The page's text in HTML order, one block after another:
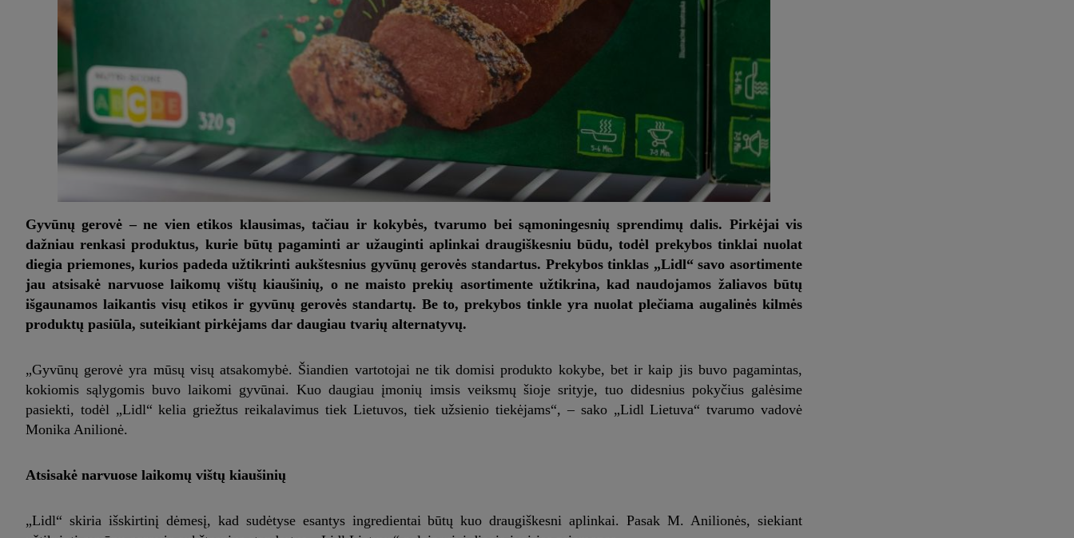
Gyvūnų gerovė – ne vien etikos klausimas, tačiau ir kokybės, tvarumo bei sąmoningesnių sprendimų dalis. Pirkėjai vis
dažniau renkasi produktus, kurie būtų pagaminti ar užauginti aplinkai draugiškesniu būdu, todėl prekybos tinklai nuolat
diegia priemones, kurios padeda užtikrinti aukštesnius gyvūnų gerovės standartus. Prekybos tinklas „Lidl“ savo asortimente
jau atsisakė narvuose laikomų vištų kiaušinių, o ne maisto prekių asortimente užtikrina, kad naudojamos žaliavos būtų
išgaunamos laikantis visų etikos ir gyvūnų gerovės standartų. Be to, prekybos tinkle yra nuolat plečiama augalinės kilmės
produktų pasiūla, suteikiant pirkėjams dar daugiau tvarių alternatyvų.
„Gyvūnų gerovė yra mūsų visų atsakomybė. Šiandien vartotojai ne tik domisi produkto kokybe, bet ir kaip jis buvo pagamintas,
kokiomis sąlygomis buvo laikomi gyvūnai. Kuo daugiau įmonių imsis veiksmų šioje srityje, tuo didesnius pokyčius galėsime
pasiekti, todėl „Lidl“ kelia griežtus reikalavimus tiek Lietuvos, tiek užsienio tiekėjams“, – sako „Lidl Lietuva“ tvarumo vadovė
Monika Anilionė.
Atsisakė narvuose laikomų vištų kiaušinių
„Lidl“ skiria išskirtinį dėmesį, kad sudėtyse esantys ingredientai būtų kuo draugiškesni aplinkai. Pasak M. Anilionės, siekiant